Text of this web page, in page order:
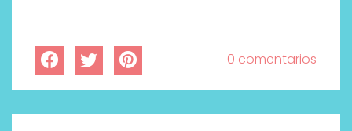
0 comentarios